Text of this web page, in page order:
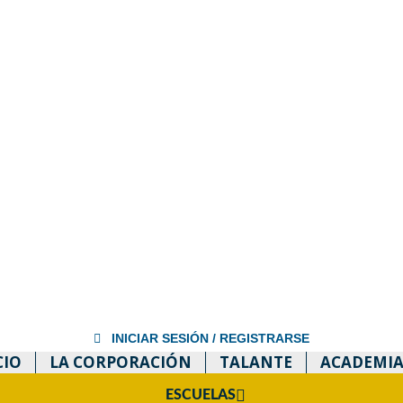
INICIAR SESIÓN / REGISTRARSE
LA CORPORACIÓN TALANTE
ESCUELAS